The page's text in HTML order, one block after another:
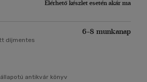
Elérhető készlet esetén akár ma
6-8 munkanap
díjmentes
antikvár könyv